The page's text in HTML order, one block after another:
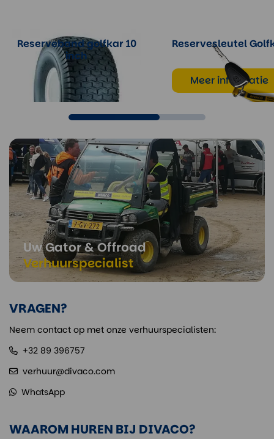
Reserveband golfkar 10
inch
Meer informatie
Reservesleutel
Meer informatie
Uw Gator & Offroad
Verhuurspecialist
VRAGEN?
Neem contact op met onze verhuurspecialisten:
+32 89 396757
verhuur@divaco.com
WhatsApp
WAAROM HUREN BIJ DIVACO?